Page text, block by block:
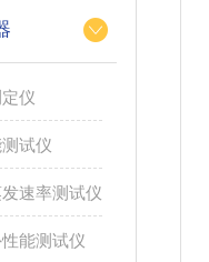
仪
试仪
速率测试仪
能测试仪